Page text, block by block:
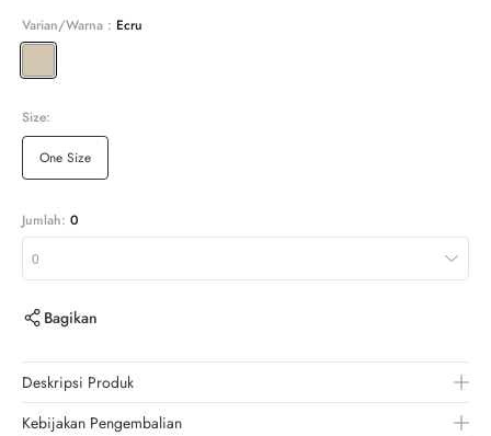
Varian/Warna : Ecru
Size:
One Size
Jumlah: 0
0
Bagikan
Deskripsi Produk
Kebijakan Pengembalian